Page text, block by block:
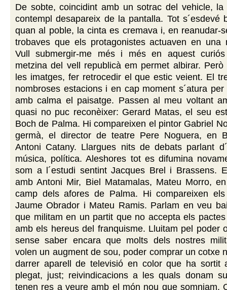
De sobte, coincidint amb un sotrac del vehicle, la
contempl desapareix de la pantalla. Tot s´esdevé
quan al poble, la cinta es cremava i, en reanudar-
trobaves que els protagonistes actuaven en una
Vull submergir-me més i més en aquest
metzina del vell republicà em permet albirar.
les imatges, fer retrocedir el que estic veient. El
nombroses estacions i en cap moment s´atura
amb calma el paisatge. Passen al meu voltant
quasi no puc reconèixer: Gerard Matas, el seu
Boch de Palma. Hi compareixen el pintor Gabriel
germà, el director de teatre Pere Noguera, en
Antoni Catany. Llargues nits de debats parlant
música, política. Aleshores tot es difumina
som a l´estudi sentint Jacques Brel i Brassens.
amb Antoni Mir, Biel Matamalas, Mateu Morro,
camp dels afores de Palma. Hi compareixen els
Jaume Obrador i Mateu Ramis. Parlam en veu
que militam en un partit que no accepta els pactes
amb els hereus del franquisme. Lluitam pel poder
sense saber encara que molts dels nostres
volen un augment de sou, poder comprar un cotxe
darrer aparell de televisió en color que ha sortit
plegat, just; reivindicacions a les quals donam
tenen res a veure amb el món nou que somniam.